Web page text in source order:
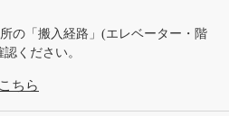
の「搬入経路」(エレベーター・階
ください。
ちら